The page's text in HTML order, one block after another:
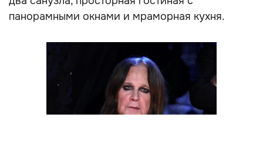
панорамными окнами и мраморная кухня.